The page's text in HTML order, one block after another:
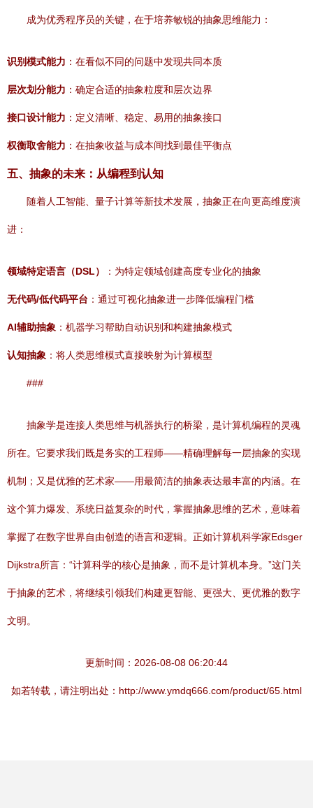
成为优秀程序员的关键，在于培养敏锐的抽象思维能力：
识别模式能力 ：在看似不同的问题中发现共同本质
层次划分能力 ：确定合适的抽象粒度和层次边界
接口设计能力 ：定义清晰、稳定、易用的抽象接口
权衡取舍能力 ：在抽象收益与成本间找到最佳平衡点
五、抽象的未来：从编程到认知
随着人工智能、量子计算等新技术发展，抽象正在向更高维度演
进：
领域特定语言（DSL） ：为特定领域创建高度专业化的抽象
无代码/低代码平台 ：通过可视化抽象进一步降低编程门槛
AI辅助抽象 ：机器学习帮助自动识别和构建抽象模式
认知抽象 ：将人类思维模式直接映射为计算模型
###
抽象学是连接人类思维与机器执行的桥梁，是计算机编程的灵魂
所在。它要求我们既是务实的工程师——精确理解每一层抽象的实现
机制；又是优雅的艺术家——用最简洁的抽象表达最丰富的内涵。在
这个算力爆发、系统日益复杂的时代，掌握抽象思维的艺术，意味着
掌握了在数字世界自由创造的语言和逻辑。正如计算机科学家Edsger
Dijkstra所言：“计算科学的核心是抽象，而不是计算机本身。”这门关
于抽象的艺术，将继续引领我们构建更智能、更强大、更优雅的数字
文明。
更新时间：2026-08-08 06:20:44
如若转载，请注明出处：http://www.ymdq666.com/product/65.html